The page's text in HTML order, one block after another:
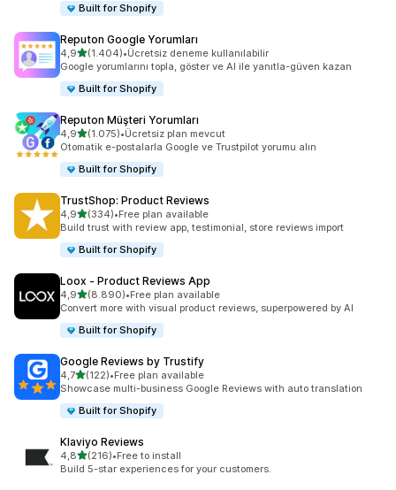
Built for Shopify
Reputon Google Yorumları
4,95 yıldız üzerinden
(1.404)
toplam 1404 değerlendirme
•Ücretsiz deneme kullanılabilir
Google yorumlarını topla, göster ve AI ile yanıtla-güven kazan
Built for Shopify
Reputon Müşteri Yorumları
4,95 yıldız üzerinden
(1.075)
toplam 1075 değerlendirme
•Ücretsiz plan mevcut
Otomatik e-postalarla Google ve Trustpilot yorumu alın
Built for Shopify
TrustShop: Product Reviews
4,95 yıldız üzerinden
(334)
toplam 334 değerlendirme
•Free plan available
Build trust with review app, testimonial, store reviews import
Built for Shopify
Loox ‑ Product Reviews App
4,95 yıldız üzerinden
(8.890)
toplam 8890 değerlendirme
•Free plan available
Convert more with visual product reviews, superpowered by AI
Built for Shopify
Google Reviews by Trustify
4,75 yıldız üzerinden
(122)
toplam 122 değerlendirme
•Free plan available
Showcase multi-business Google Reviews with auto translation
Built for Shopify
Klaviyo Reviews
4,85 yıldız üzerinden
(216)
toplam 216 değerlendirme
•Free to install
Build 5-star experiences for your customers.